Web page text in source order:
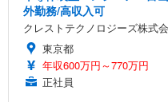
外勤務/高収入可
クレストテクノロジーズ株式
東京都
年収600万円～770万円
正社員